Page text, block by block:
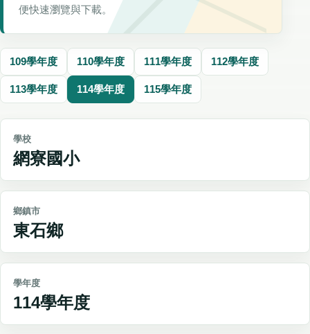
便快速瀏覽與下載。
109學年度 110學年度 111學年度 112學年度
113學年度 114學年度 115學年度
學校
網寮國小
鄉鎮市
東石鄉
學年度
114學年度